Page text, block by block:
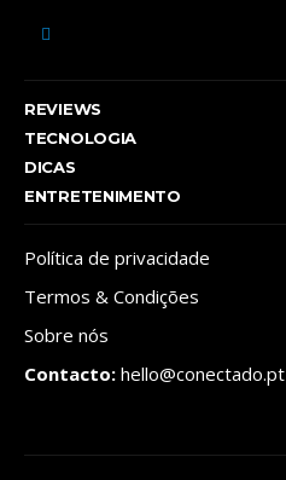
REVIEWS
TECNOLOGIA
DICAS
ENTRETENIMENTO
Política de privacidade
Termos & Condições
Sobre nós
Contacto: hello@conectado.pt